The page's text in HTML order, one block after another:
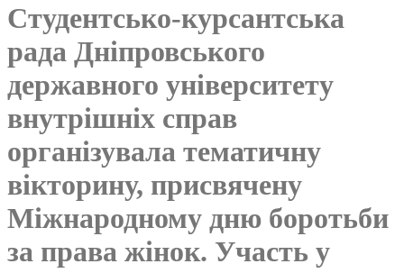
Студентсько-курсантська
рада Дніпровського
державного університету
внутрішніх справ
організувала тематичну
вікторину, присвячену
Міжнародному дню боротьби
за права жінок. Участь у